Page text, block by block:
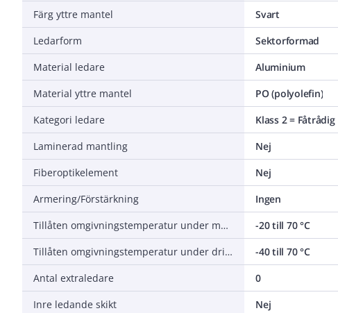
Färg yttre mantel
Svart
Ledarform
Sektorformad
Material ledare
Aluminium
Material yttre mantel
PO (polyolefin)
Kategori ledare
Klass 2 = Fåtrådig
Laminerad mantling
Nej
Fiberoptikelement
Nej
Armering/Förstärkning
Ingen
Tillåten omgivningstemperatur under montering/hantering
-20 till 70 °C
Tillåten omgivningstemperatur under drift utan vibrationer
-40 till 70 °C
Antal extraledare
0
Inre ledande skikt
Nej